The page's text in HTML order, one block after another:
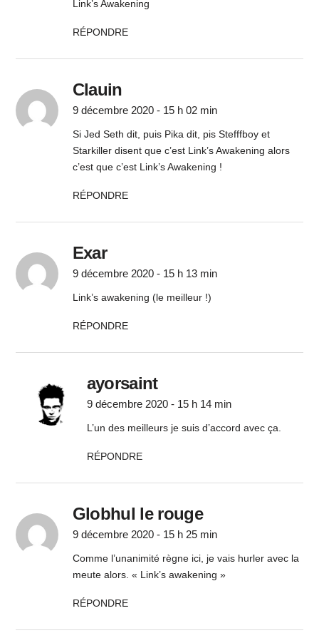
Link’s Awakening
RÉPONDRE
Clauin
9 décembre 2020 - 15 h 02 min
Si Jed Seth dit, puis Pika dit, pis Stefffboy et
Starkiller disent que c’est Link’s Awakening alors
c’est que c’est Link’s Awakening !
RÉPONDRE
Exar
9 décembre 2020 - 15 h 13 min
Link’s awakening (le meilleur !)
RÉPONDRE
ayorsaint
9 décembre 2020 - 15 h 14 min
L’un des meilleurs je suis d’accord avec ça.
RÉPONDRE
Globhul le rouge
9 décembre 2020 - 15 h 25 min
Comme l’unanimité règne ici, je vais hurler avec la
meute alors. « Link’s awakening »
RÉPONDRE